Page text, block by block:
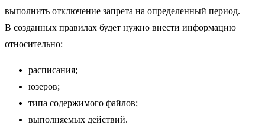
выполнить отключение запрета на определенный период.
В созданных правилах будет нужно внести информацию
относительно:
расписания;
юзеров;
типа содержимого файлов;
выполняемых действий.